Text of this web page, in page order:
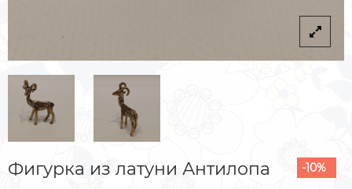
-10%
Фигурка из латуни Антилопа